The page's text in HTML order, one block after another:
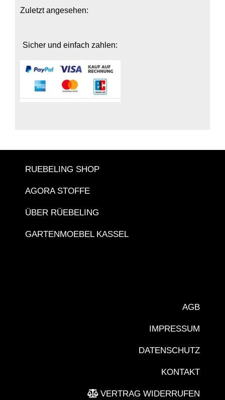
Zuletzt angesehen:
Sicher und einfach zahlen:
RUEBELING SHOP
AGORA STOFFE
ÜBER RÜEBELING
GARTENMOEBEL KASSEL
AGB
IMPRESSUM
DATENSCHUTZ
KONTAKT
VERTRAG WIDERRUFEN